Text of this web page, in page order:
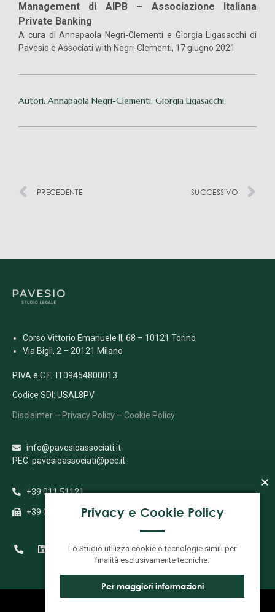
Management di AIPB – Associazione Italiana
Private Banking
A cura di Annapaola Negri-Clementi e Giorgia Ligasacchi di
Pavesio e Associati with Negri-Clementi, 17 giugno 2021
Autori: Annapaola Negri-Clementi, Giorgia Ligasacchi
PRECEDENTE SUCCESSIVO
Corso Vittorio Emanuele II, 68 – 10121 Torino
Via Bigli, 2 – 20121 Milano
P.IVA e C.F. IT09454800013
Codice SDI: USAL8PV
Disclaimer – Privacy Policy – Cookie Policy
info@pavesioassociati.it
PEC: pavesioassociati@pec.it
+39 011 51121
+39 011 5112333Privacy e Cookie Policy
Lo Studio utilizza cookie o tecnologie simili per
finalità esclusivamente tecniche.
Per maggiori informazioni